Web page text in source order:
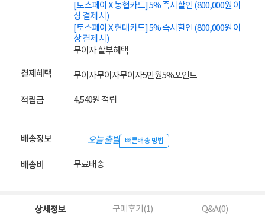
[토스페이 X 농협카드] 5% 즉시할인 (800,000원 이
상 결제 시)
[토스페이 X 현대카드] 5% 즉시할인 (800,000원 이
상 결제 시)
무이자 할부혜택
결제혜택 무이자무이자무이자5만원5%포인트
적립금 4,540원 적립
배송정보 오늘 출발 빠른배송 방법
배송비 무료배송
상세정보 구매후기(1) Q&A(0)